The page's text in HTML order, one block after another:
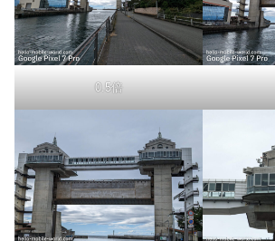
0.5倍